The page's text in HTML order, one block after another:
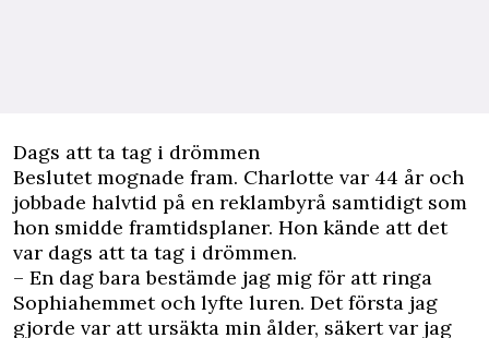
Dags att ta tag i drömmen
Beslutet mognade fram. Charlotte var 44 år och
jobbade halvtid på en reklambyrå samtidigt som
hon smidde framtidsplaner. Hon kände att det
var dags att ta tag i drömmen.
– En dag bara bestämde jag mig för att ringa
Sophiahemmet och lyfte luren. Det första jag
gjorde var att ursäkta min ålder, säkert var jag